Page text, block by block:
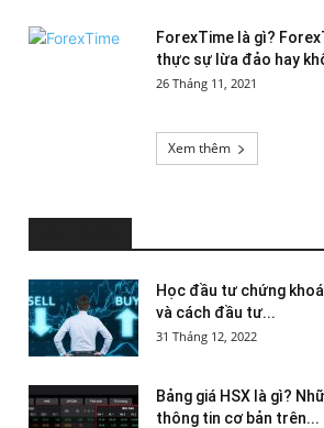
ForexTime là gì?
thực sự lừa đảo hay
26 Tháng 11, 2021
Xem thêm
Học đầu tư chứng
và cách đầu tư...
31 Tháng 12, 2022
Bảng giá HSX là gì?
thông tin cơ bản trên...